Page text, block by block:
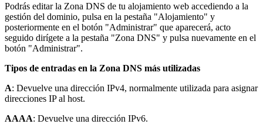
Podrás editar la Zona DNS de tu alojamiento web accediendo a la
gestión del dominio, pulsa en la pestaña "Alojamiento" y
posteriormente en el botón "Administrar" que aparecerá, acto
seguido dirígete a la pestaña "Zona DNS" y pulsa nuevamente en el
botón "Administrar".
Tipos de entradas en la Zona DNS más utilizadas
A: Devuelve una dirección IPv4, normalmente utilizada para asignar
direcciones IP al host.
AAAA: Devuelve una dirección IPv6.